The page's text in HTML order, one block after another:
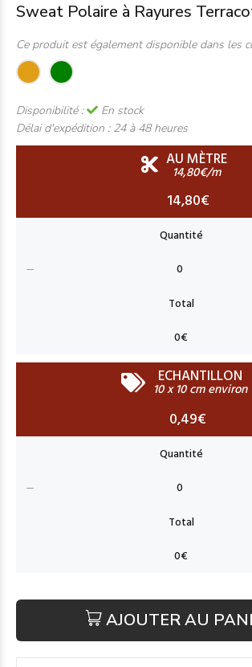
Sweat Polaire à Rayures
Ce produit est également disponible dans les
Disponibilité :
En stock
Délai d'expédition : 24 à 48 heures
AU MÈTRE
14,80€/m
14,80€
ECHANTILLON
10 x 10 cm environ
0,49€
AJOUTER AU